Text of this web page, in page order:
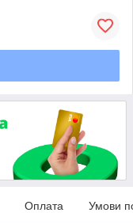
Оплата Умови